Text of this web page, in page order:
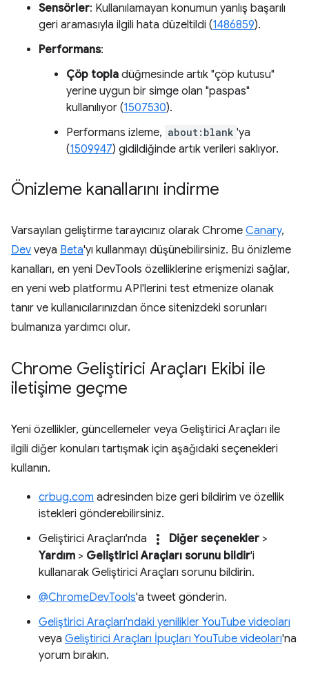
Sensörler: Kullanılamayan konumun yanlış başarılı
geri aramasıyla ilgili hata düzeltildi (1486859).
Performans:
Çöp topla düğmesinde artık "çöp kutusu"
yerine uygun bir simge olan "paspas"
kullanılıyor (1507530).
Performans izleme, about:blank 'ya
(1509947) gidildiğinde artık verileri saklıyor.
Önizleme kanallarını indirme
Varsayılan geliştirme tarayıcınız olarak Chrome Canary,
Dev veya Beta'yı kullanmayı düşünebilirsiniz. Bu önizleme
kanalları, en yeni DevTools özelliklerine erişmenizi sağlar,
en yeni web platformu API'lerini test etmenize olanak
tanır ve kullanıcılarınızdan önce sitenizdeki sorunları
bulmanıza yardımcı olur.
Chrome Geliştirici Araçları Ekibi ile
iletişime geçme
Yeni özellikler, güncellemeler veya Geliştirici Araçları ile
ilgili diğer konuları tartışmak için aşağıdaki seçenekleri
kullanın.
crbug.com adresinden bize geri bildirim ve özellik
istekleri gönderebilirsiniz.
Geliştirici Araçları'nda
more_vert Diğer seçenekler >
Yardım > Geliştirici Araçları sorunu bildir'i
kullanarak Geliştirici Araçları sorunu bildirin.
@ChromeDevTools'a tweet gönderin.
Geliştirici Araçları'ndaki yenilikler YouTube videoları
veya Geliştirici Araçları İpuçları YouTube videoları'na
yorum bırakın.